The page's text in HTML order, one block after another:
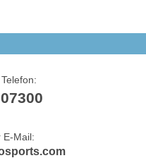
E-Mail: